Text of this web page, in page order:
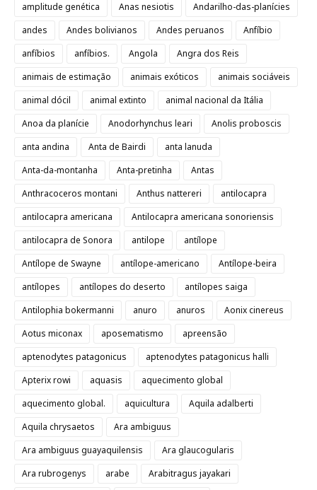
amplitude genética
Anas nesiotis
Andarilho-das-planícies
andes
Andes bolivianos Andes peruanos
Anfíbio
anfíbios
anfíbios. Angola
Angra dos Reis
animais de estimação
animais exóticos
animais sociáveis
animal dócil
animal extinto
animal nacional da Itália
Anoa da planície
Anodorhynchus leari
Anolis proboscis
anta andina
Anta de Bairdi
anta lanuda
Anta-da-montanha
Anta-pretinha
Antas
Anthracoceros montani
Anthus nattereri
antilocapra
antilocapra americana
Antilocapra americana sonoriensis
antilocapra de Sonora
antilope
antílope
Antílope de Swayne
antílope-americano
Antílope-beira
antílopes
antílopes do deserto
antílopes saiga
Antilophia bokermanni
anuro anuros
Aonix cinereus
Aotus miconax
aposematismo
apreensão
aptenodytes patagonicus
aptenodytes patagonicus halli
Apterix rowi
aquasis
aquecimento global
aquecimento global.
aquicultura
Aquila adalberti
Aquila chrysaetos
Ara ambiguus
Ara ambiguus guayaquilensis
Ara glaucogularis
Ara rubrogenys
arabe
Arabitragus jayakari